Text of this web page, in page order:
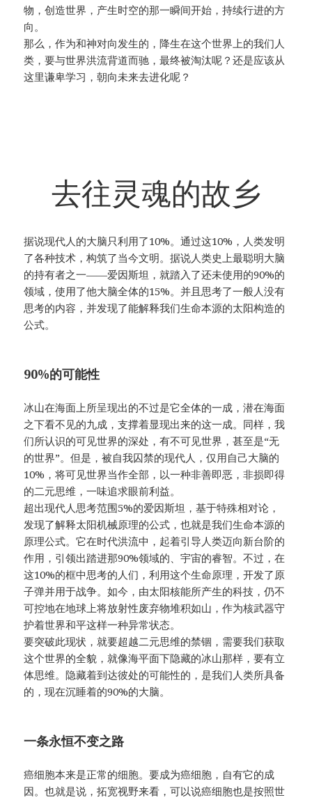
物，创造世界，产生时空的那一瞬间开始，持续行进的方
向。
那么，作为和神对向发生的，降生在这个世界上的我们人
类，要与世界洪流背道而驰，最终被淘汰呢？还是应该从
这里谦卑学习，朝向未来去进化呢？
去往灵魂的故乡
据说现代人的大脑只利用了10%。通过这10%，人类发明
了各种技术，构筑了当今文明。据说人类史上最聪明大脑
的持有者之一——爱因斯坦，就踏入了还未使用的90%的
领域，使用了他大脑全体的15%。并且思考了一般人没有
思考的内容，并发现了能解释我们生命本源的太阳构造的
公式。
90%的可能性
冰山在海面上所呈现出的不过是它全体的一成，潜在海面
之下看不见的九成，支撑着显现出来的这一成。同样，我
们所认识的可见世界的深处，有不可见世界，甚至是“无
的世界”。但是，被自我囚禁的现代人，仅用自己大脑的
10%，将可见世界当作全部，以一种非善即恶，非损即得
的二元思维，一味追求眼前利益。
超出现代人思考范围5%的爱因斯坦，基于特殊相对论，
发现了解释太阳机械原理的公式，也就是我们生命本源的
原理公式。它在时代洪流中，起着引导人类迈向新台阶的
作用，引领出踏进那90%领域的、宇宙的睿智。不过，在
这10%的框中思考的人们，利用这个生命原理，开发了原
子弹并用于战争。如今，由太阳核能所产生的科技，仍不
可控地在地球上将放射性废弃物堆积如山，作为核武器守
护着世界和平这样一种异常状态。
要突破此现状，就要超越二元思维的禁锢，需要我们获取
这个世界的全貌，就像海平面下隐藏的冰山那样，要有立
体思维。隐藏着到达彼处的可能性的，是我们人类所具备
的，现在沉睡着的90%的大脑。
一条永恒不变之路
癌细胞本来是正常的细胞。要成为癌细胞，自有它的成
因。也就是说，拓宽视野来看，可以说癌细胞也是按照世